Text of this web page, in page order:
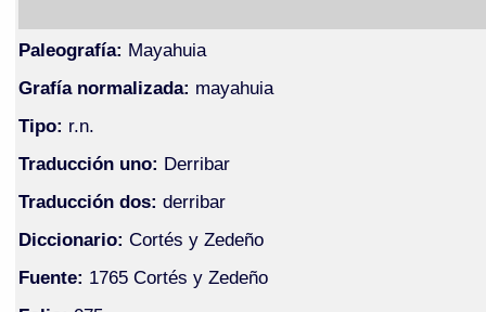
Paleografía: Mayahuia
Grafía normalizada: mayahuia
Tipo: r.n.
Traducción uno: Derribar
Traducción dos: derribar
Diccionario: Cortés y Zedeño
Fuente: 1765 Cortés y Zedeño